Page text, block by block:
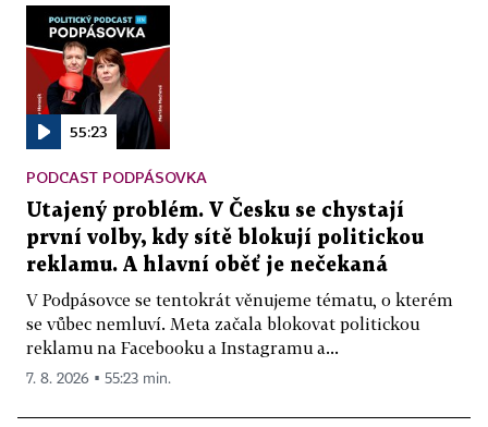
55:23
PODCAST PODPÁSOVKA
Utajený problém. V Česku se chystají
první volby, kdy sítě blokují politickou
reklamu. A hlavní oběť je nečekaná
V Podpásovce se tentokrát věnujeme tématu, o kterém
se vůbec nemluví. Meta začala blokovat politickou
reklamu na Facebooku a Instagramu a...
7. 8. 2026 ▪ 55:23 min.